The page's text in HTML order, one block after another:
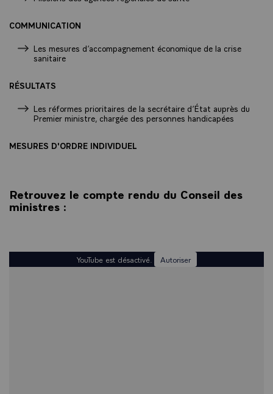
COMMUNICATION
Les mesures d’accompagnement économique de la crise
sanitaire
RÉSULTATS
Les réformes prioritaires de la secrétaire d’État auprès du
Premier ministre, chargée des personnes handicapées
MESURES D'ORDRE INDIVIDUEL
Retrouvez le compte rendu du Conseil des
ministres :
YouTube est désactivé. Autoriser